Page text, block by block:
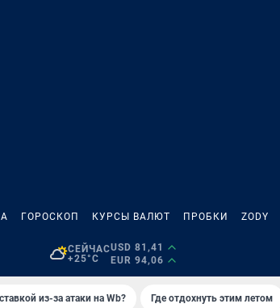
ГОРОСКОП КУРСЫ ВАЛЮТ ПРОБКИ ZODY
СЕЙЧАС
+25°C
USD 81,41
EUR 94,06
из-за атаки на Wb? Где отдохнуть этим летом